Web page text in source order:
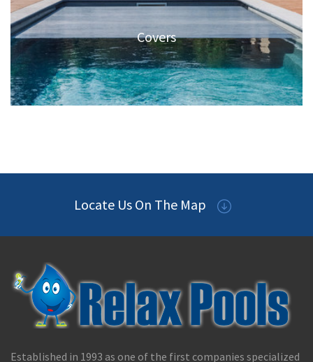
Covers
Locate Us On The Map
Established in 1993 as one of the first companies specialized